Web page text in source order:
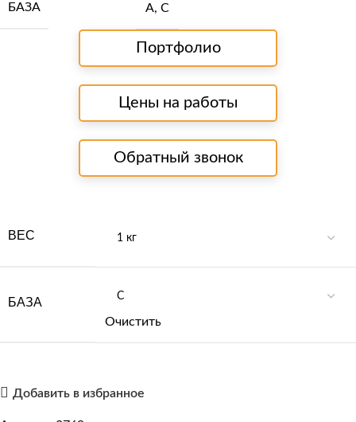
БАЗА А, С
Портфолио
Цены на работы
Обратный звонок
ВЕС
БАЗА
Очистить
Добавить в избранное